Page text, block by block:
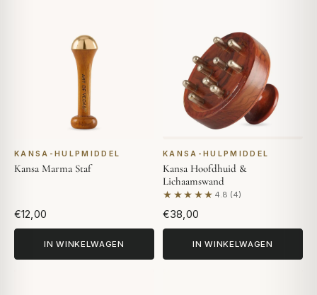
KANSA-HULPMIDDEL
Kansa Marma Staf
€12,00
IN WINKELWAGEN
KANSA-HULPMIDDEL
Kansa Hoofdhuid &
Lichaamswand
★★★★★ 4.8 (4)
Gebaseerd op 4
€38,00
IN WINKELWAGEN